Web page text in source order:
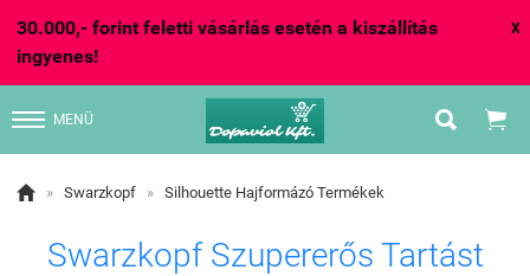
30.000,- forint feletti vásárlás esetén a kiszállítás
ingyenes!
X
MENÜ  
 » Swarzkopf » Silhouette Hajformázó Termékek
Swarzkopf Szupererős Tartást